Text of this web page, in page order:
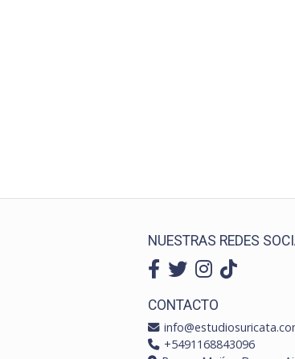
NUESTRAS REDES
CONTACTO
+5491168843096